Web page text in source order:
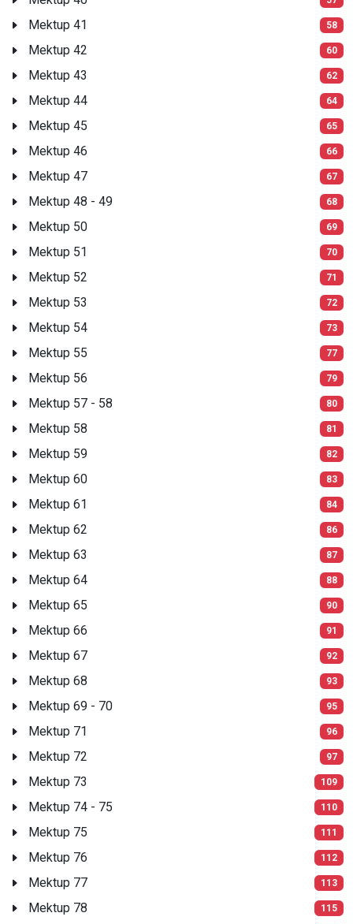
Mektup 41 58
Mektup 42 60
Mektup 43 62
Mektup 44 64
Mektup 45 65
Mektup 46 66
Mektup 47 67
Mektup 48 - 49 68
Mektup 50 69
Mektup 51 70
Mektup 52 71
Mektup 53 72
Mektup 54 73
Mektup 55 77
Mektup 56 79
Mektup 57 - 58 80
Mektup 58 81
Mektup 59 82
Mektup 60 83
Mektup 61 84
Mektup 62 86
Mektup 63 87
Mektup 64 88
Mektup 65 90
Mektup 66 91
Mektup 67 92
Mektup 68 93
Mektup 69 - 70 95
Mektup 71 96
Mektup 72 97
Mektup 73 109
Mektup 74 - 75 110
Mektup 75 111
Mektup 76 112
Mektup 77 113
Mektup 78 115